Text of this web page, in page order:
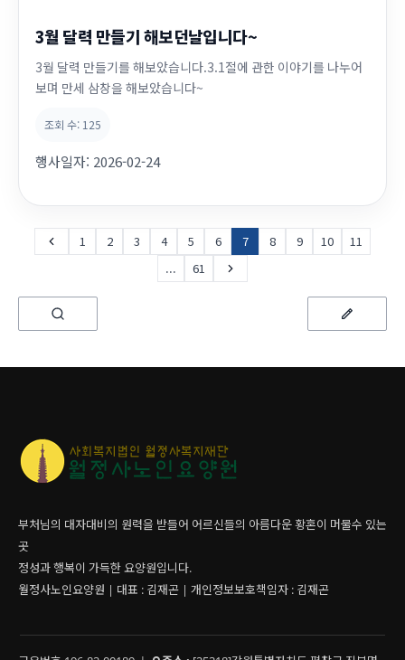
3월 달력 만들기 해보던날입니다~
3월 달력 만들기를 해보았습니다.3.1절에 관한 이야기를 나누어
보며 만세 삼창을 해보았습니다~
조회 수: 125
행사일자: 2026-02-24
1 2 3 4 5 6 7 8 9 10
11
...
61
부처님의 대자대비의 원력을 받들어 어르신들의 아름다운 황혼이 머물수 있는
곳
정성과 행복이 가득한 요양원입니다.
월정사노인요양원 | 대표 : 김재곤 | 개인정보보호책임자 : 김재곤